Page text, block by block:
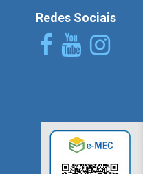
Redes Sociais